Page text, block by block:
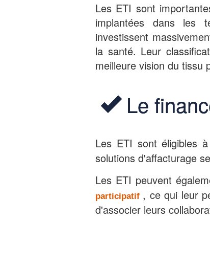
Les ETI sont
implantées dans les
investissent
la santé. Leur
meilleure vision du tissu
Le
Les ETI sont éligibles à
solutions d'affacturage
Les ETI peuvent
participatif , ce qui leur
d'associer leurs